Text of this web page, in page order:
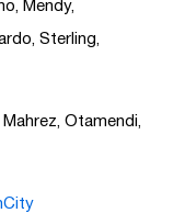
Mendy,
Sterling,
Otamendi,